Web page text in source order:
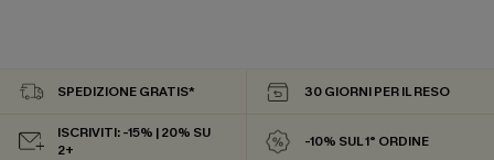
SPEDIZIONE GRATIS* 30 GIORNI PER IL RESO
ISCRIVITI: -15% | 20% SU
2+
-10% SUL 1° ORDINE